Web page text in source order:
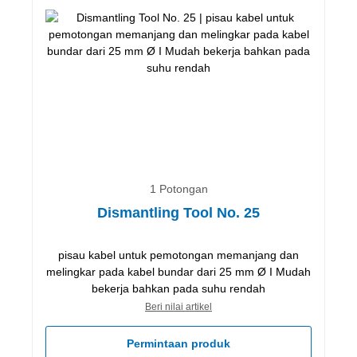
1 Potongan
Dismantling Tool No. 25
pisau kabel untuk pemotongan memanjang dan
melingkar pada kabel bundar dari 25 mm Ø I Mudah
bekerja bahkan pada suhu rendah
Beri nilai artikel
Permintaan produk